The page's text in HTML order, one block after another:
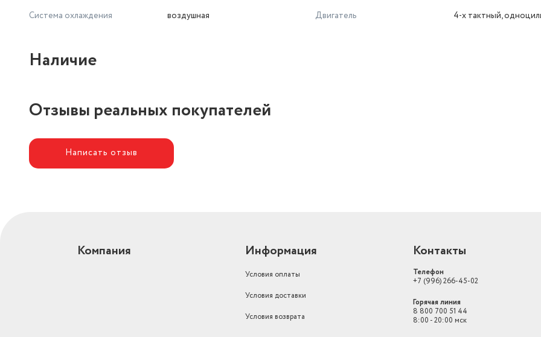
Система охлаждения
воздушная
Двигатель
4-х тактный,
Наличие
Отзывы реальных покупателей
Написать отзыв
Компания Информация
Условия оплаты
Условия доставки
Условия возврата
Контакты
Телефон
+7 (996) 266-45-02
Горячая линия
8 800 700 51 44
8:00 - 20:00 мск